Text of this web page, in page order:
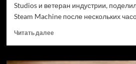
Studios и ветеран индустрии,
Steam Machine после нескольких
Читать далееПрочитать
Steam